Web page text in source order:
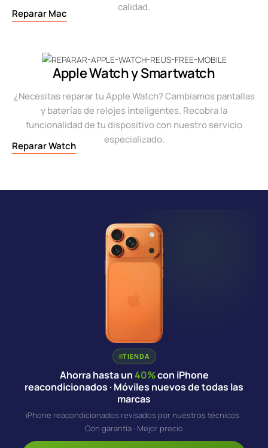
calidad.
Reparar Mac
Apple Watch y Smartwatch
¿Necesitas reparar tu Apple Watch? Cambiamos pantallas
y baterías de relojes inteligentes. Recobra la
funcionalidad de tu dispositivo con nuestro servicio
especializado.
Reparar Watch
TIENDA
Ahorra hasta un40%con iPhone
reacondicionados · Móviles nuevos de todas las
marcas
iPhone reacondicionados revisados por nuestros técnicos ·
Con garantía · Mejor precio